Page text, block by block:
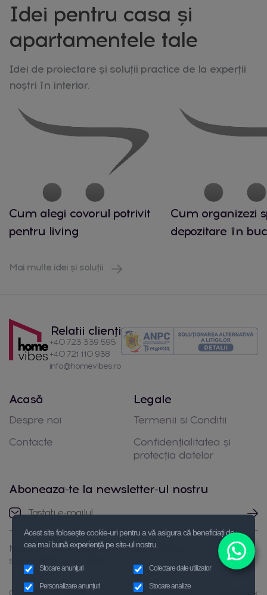
Idei pentru casa și
apartamentele tale
Idei de proiectare și soluții practice de la experții
noștri în interior.
Cum alegi covorul potrivit
pentru living
Cum organizezi
depozitare în
Mai multe idei și soluții
Relatii clienți
+40 723 339 595
+40 721 110 938
info@homevibes.ro
Acasă
Despre noi
Contacte
Legale
Termenii si Conditii
Confidențialitatea și
protecția datelor
Aboneaza-te la newsletter-ul nostru
Nu ezitați să luați legătura cu noi prin telefon
sau trimiteți-ne un mesaj
Acest site folosește cookie-uri pentru a vă asigura că beneficiați de
cea mai bună experiență pe site-ul nostru.
Stocare anunțuri Colectare date utilizator
Personalizare anunțuri Stocare analize